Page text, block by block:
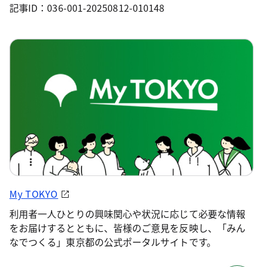
記事ID：036-001-20250812-010148
My TOKYO
利用者一人ひとりの興味関心や状況に応じて必要な情報
をお届けするとともに、皆様のご意見を反映し、「みん
なでつくる」東京都の公式ポータルサイトです。